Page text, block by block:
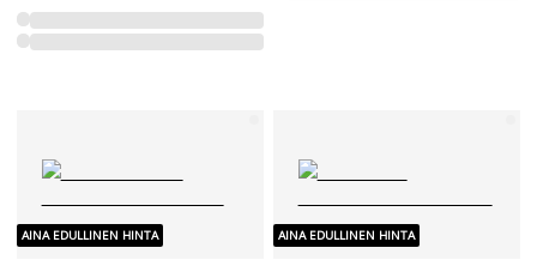
AINA EDULLINEN HINTA AINA EDULLINEN HINTA